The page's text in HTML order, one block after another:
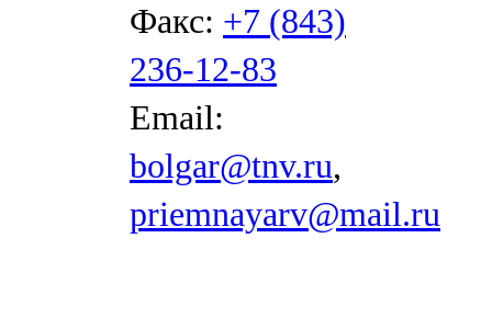
Факс: +7 (843)
236-12-83
Email:
bolgar@tnv.ru,
priemnayarv@mail.ru